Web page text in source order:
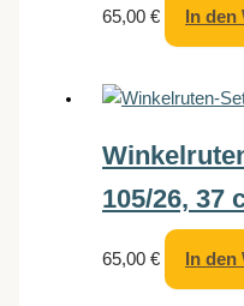
65,00€ In
105/26, 37
65,00€ In